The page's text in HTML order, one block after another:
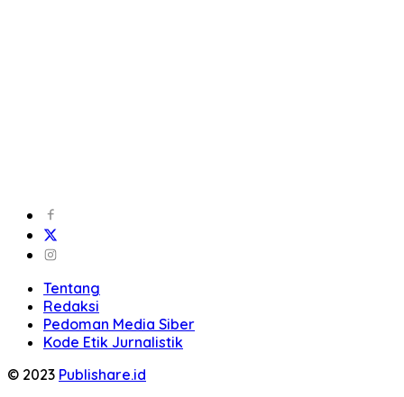
Tentang
Redaksi
Pedoman Media Siber
Kode Etik Jurnalistik
© 2023 Publishare.id